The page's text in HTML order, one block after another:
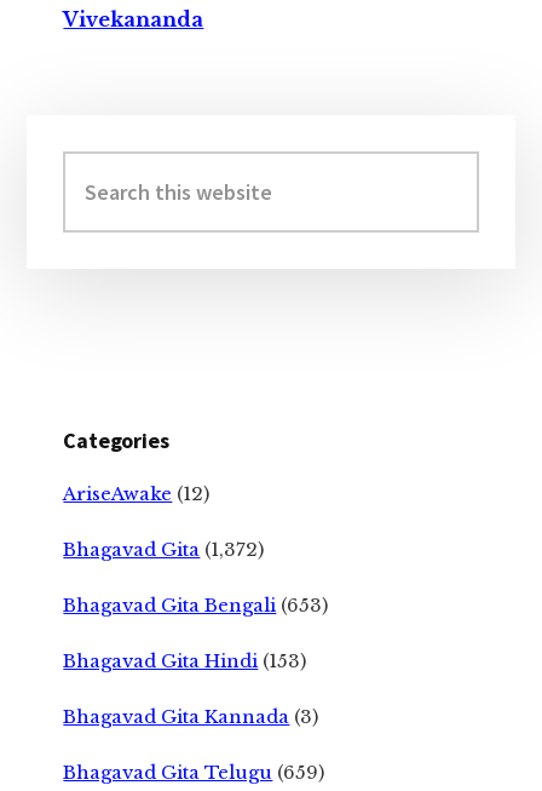
Vivekananda
Sidebar
this
website
Categories
AriseAwake (12)
Bhagavad Gita (1,372)
Bhagavad Gita Bengali (653)
Bhagavad Gita Hindi (153)
Bhagavad Gita Kannada (3)
Bhagavad Gita Telugu (659)